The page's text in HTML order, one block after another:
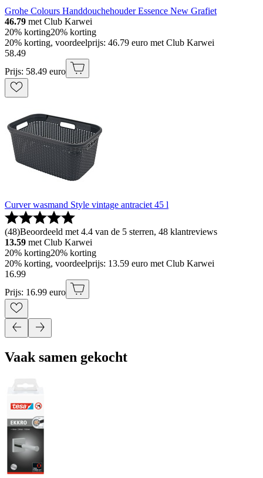
Grohe Colours Handdouchehouder Essence New Grafiet
46.79 met Club Karwei
20% korting20% korting
20% korting, voordeelprijs: 46.79 euro met Club Karwei
58.49
Prijs: 58.49 euro
Curver wasmand Style vintage antraciet 45 l
(48)Beoordeeld met 4.4 van de 5 sterren, 48 klantreviews
13.59 met Club Karwei
20% korting20% korting
20% korting, voordeelprijs: 13.59 euro met Club Karwei
16.99
Prijs: 16.99 euro
Vaak samen gekocht